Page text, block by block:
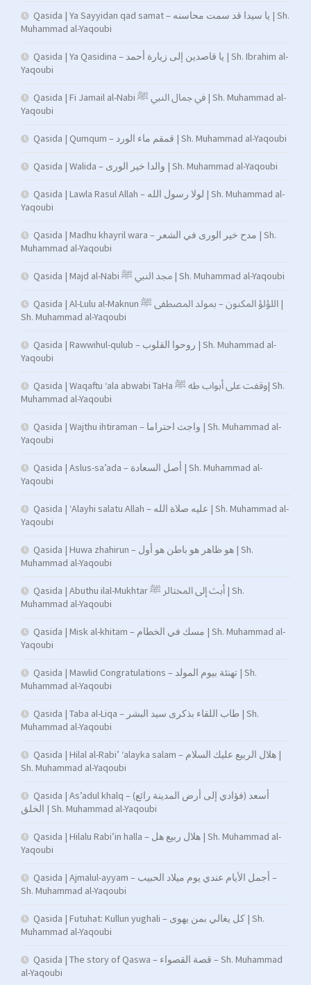
Qasida | Ya Sayyidan qad samat – يا سيدا قد سمت محاسنه | Sh.
Muhammad al-Yaqoubi
Qasida | Ya Qasidina – يا قاصدين إلى زيارة أحمد | Sh. Ibrahim al-
Yaqoubi
Qasida | Fi Jamail al-Nabi في جمال النبي ﷺ | Sh. Muhammad al-
Yaqoubi
Qasida | Qumqum – قمقم ماء الورد | Sh. Muhammad al-Yaqoubi
Qasida | Walida – والدا خير الورى | Sh. Muhammad al-Yaqoubi
Qasida | Lawla Rasul Allah – لولا رسول الله | Sh. Muhammad al-
Yaqoubi
Qasida | Madhu khayril wara – مدح خير الورى في الشعر | Sh.
Muhammad al-Yaqoubi
Qasida | Majd al-Nabi مجد النبي ﷺ | Sh. Muhammad al-Yaqoubi
Qasida | Al-Lulu al-Maknun اللؤلؤ المكنون – بمولد المصطفى ﷺ |
Sh. Muhammad al-Yaqoubi
Qasida | Rawwihul-qulub – روحوا القلوب | Sh. Muhammad al-
Yaqoubi
Qasida | Waqaftu ‘ala abwabi TaHa وقفت على أبواب طه ﷺ| Sh.
Muhammad al-Yaqoubi
Qasida | Wajthu ihtiraman – واجث احتراما | Sh. Muhammad al-
Yaqoubi
Qasida | Aslus-sa’ada – أصل السعادة | Sh. Muhammad al-
Yaqoubi
Qasida | ‘Alayhi salatu Allah – عليه صلاة الله | Sh. Muhammad al-
Yaqoubi
Qasida | Huwa zhahirun – هو ظاهر هو باطن هو أول | Sh.
Muhammad al-Yaqoubi
Qasida | Abuthu ilal-Mukhtar أبث إلى المختالر ﷺ | Sh.
Muhammad al-Yaqoubi
Qasida | Misk al-khitam – مسك في الخطام | Sh. Muhammad al-
Yaqoubi
Qasida | Mawlid Congratulations – تهنئة بيوم المولد | Sh.
Muhammad al-Yaqoubi
Qasida | Taba al-Liqa – طاب اللقاء بذكرى سيد البشر | Sh.
Muhammad al-Yaqoubi
Qasida | Hilal al-Rabi’ ‘alayka salam – هلال الربيع عليك السلام |
Sh. Muhammad al-Yaqoubi
Qasida | As’adul khalq – (فؤادي إلى أرض المدينة رائع) أسعد
الخلق | Sh. Muhammad al-Yaqoubi
Qasida | Hilalu Rabi’in halla – هلال ربيع هل | Sh. Muhammad al-
Yaqoubi
Qasida | Ajmalul-ayyam – أجمل الأيام عندي يوم ميلاد الحبيب –
Sh. Muhammad al-Yaqoubi
Qasida | Futuhat: Kullun yughali – كل يغالي بمن يهوى | Sh.
Muhammad al-Yaqoubi
Qasida | The story of Qaswa – قصة القصواء – Sh. Muhammad
al-Yaqoubi